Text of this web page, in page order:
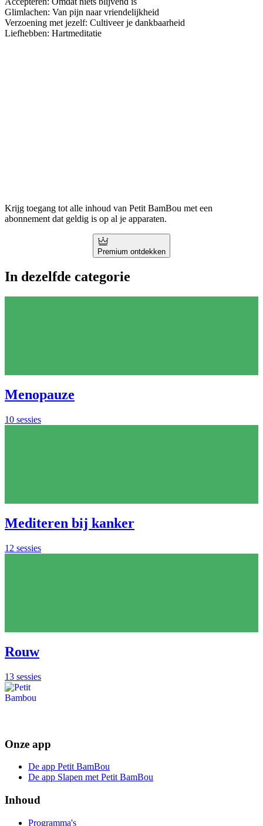
Glimlachen: Van pijn naar vriendelijkheid
Verzoening met jezelf: Cultiveer je dankbaarheid
Liefhebben: Hartmeditatie
Krijg toegang tot alle inhoud van Petit BamBou met een
abonnement dat geldig is op al je apparaten.
Premium ontdekken
In dezelfde categorie
Menopauze
10 sessies
Mediteren bij kanker
12 sessies
Rouw
13 sessies
Onze app
De app Petit BamBou
De app Slapen met Petit BamBou
Inhoud
Programma's